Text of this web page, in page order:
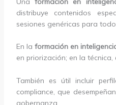
distribuye contenidos
sesiones genéricas para
En la formación en
en priorización; en la
También es útil incluir
compliance, que
gobernanza.